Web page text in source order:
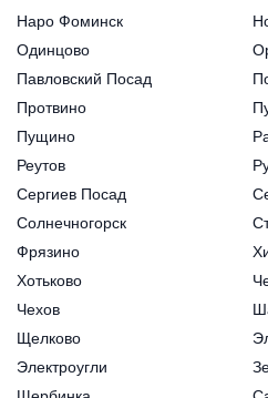
Наро Фоминск
Одинцово
Павловский Посад
Протвино
Пущино
Реутов
Сергиев Посад
Солнечногорск
Фрязино
Хотьково
Чехов
Щелково
Электроугли